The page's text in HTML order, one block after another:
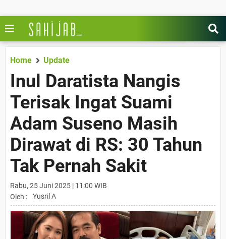
Home Update
Inul Daratista Nangis
Terisak Ingat Suami
Adam Suseno Masih
Dirawat di RS: 30 Tahun
Tak Pernah Sakit
Rabu, 25 Juni 2025 | 11:00 WIB
Oleh :
Yusril A